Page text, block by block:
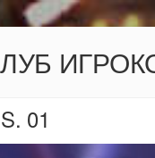
01